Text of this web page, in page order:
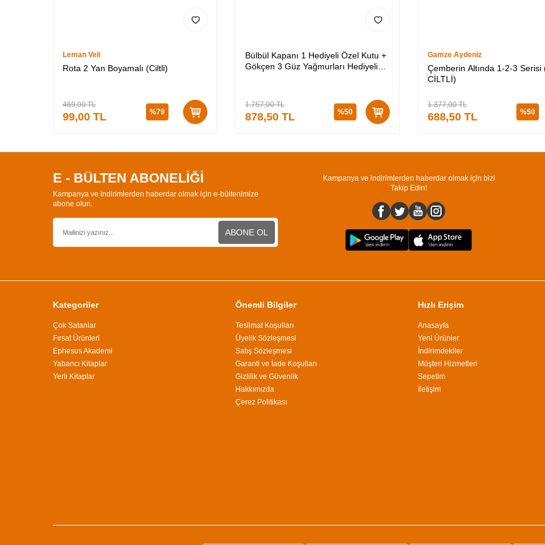
Leman Veli
Rota 2 Yan Boyamalı (Ciltli)
469,00TL
99,00 TL %79
Bülbül Kapanı 1 Hediyeli Özel Kutu +
Gökçen 3 Güz Yağmurları Hediyeli
1.757,00TL
878,50 TL %50
Gamze Aydeniz
Çemberin Altında 1-2-3 Serisi
CİLTLİ)
1.377,00TL
688,50 TL %50
E - BÜLTEN ABONELİĞİ
Kampanya ve indirimlerden haberdar olmak için e-bültenimize
abone olun.
ABONE OL
Kampanya ve indirimlerden haberdar olmak için bizi
Takip Edin!
Kategoriler
Çok Satanlar
Fırsat Ürünleri
Ephesus Akademi
Yabancı Kitaplar
Yerli Kitaplar
Önemli Bilgiler
Teslimat Koşulları
Üyelik Sözleşmesi
Satış Sözleşmesi
Garanti ve İade Koşulları
Gizlilik ve Güvenlik
Hakkımızda
Çerez Politikası
Hızlı Erişim
Anasayfa
Yeni Ürünler
İndirimdekiler
Müşteri Hizmetleri
Sepetim
İletişim